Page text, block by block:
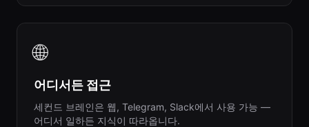
🌐
어디서든 접근
세컨드 브레인은 웹, Telegram, Slack에서 사용 가능 —
어디서 일하든 지식이 따라옵니다.